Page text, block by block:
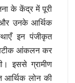
के केंद्र में पूरी
और उनके आर्थिक
इन पंजीकृत
आंकलन कर
इससे ग्रामीण
आर्थिक लोन की